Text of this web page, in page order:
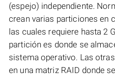
(espejo) independiente.
crean varias particiones en
las cuales requiere hasta 2
partición es donde se
sistema operativo. Las
en una matriz RAID donde